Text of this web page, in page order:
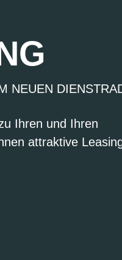
NEUEN
Ihren und Ihren
attraktive